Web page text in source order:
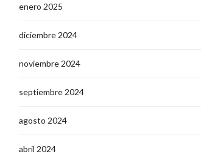
enero 2025
diciembre 2024
noviembre 2024
septiembre 2024
agosto 2024
abril 2024